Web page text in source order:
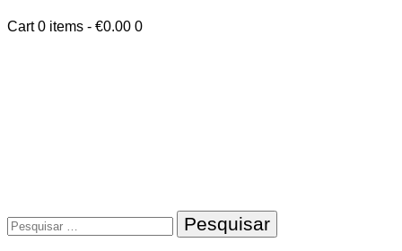
Cart 0 items - €0.00 0
Pesquisar
por: